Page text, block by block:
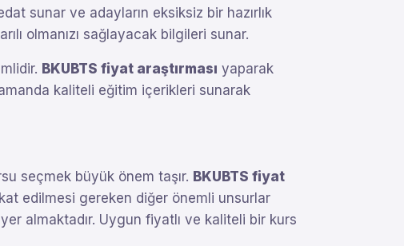
sunar ve adayların eksiksiz bir hazırlık
olmanızı sağlayacak bilgileri sunar.
BKUBTS fiyat araştırması yaparak
kaliteli eğitim içerikleri sunarak
seçmek büyük önem taşır. BKUBTS fiyat
edilmesi gereken diğer önemli unsurlar
almaktadır. Uygun fiyatlı ve kaliteli bir kurs